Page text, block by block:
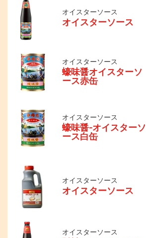
オイスターソース
オイスターソース
オイスターソース
蠔味醤オイスターソ
ース赤缶
オイスターソース
蠔味醤-オイスターソ
ース白缶
オイスターソース
オイスターソース
オイスターソース